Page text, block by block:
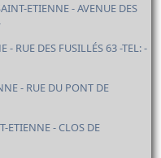
ETIENNE - AVENUE DES
- RUE DES FUSILLÉS 63 -TEL: -
- RUE DU PONT DE
ETIENNE - CLOS DE